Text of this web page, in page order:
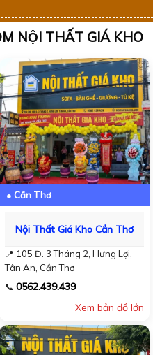
NỘI THẤT GIÁ KHO
● Cần Thơ
Nội Thất Giá Kho Cần Thơ
📍 105 Đ. 3 Tháng 2, Hưng Lợi,
Tân An, Cần Thơ
📞 0562.439.439
Xem bản đồ lớn